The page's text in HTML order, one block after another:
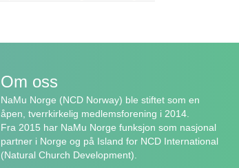
Om oss
NaMu Norge (NCD Norway) ble stiftet som en
åpen, tverrkirkelig medlemsforening i 2014.
Fra 2015 har NaMu Norge funksjon som nasjonal
partner i Norge og på Island for NCD International
(Natural Church Development).